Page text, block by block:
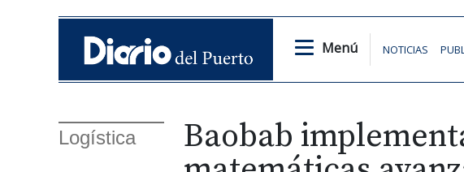
Menú NOTICIAS
Logística
Baobab